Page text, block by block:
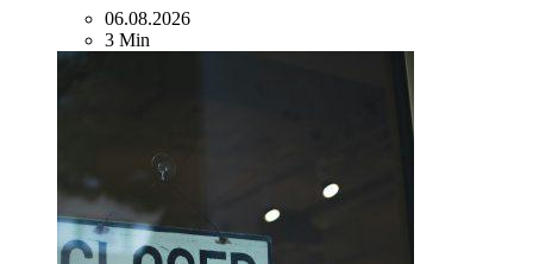
06.08.2026
3 Min